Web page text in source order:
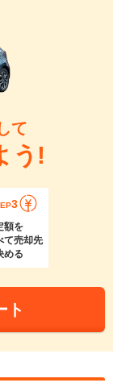
て
う!
3
額を
て売却先
める
ト